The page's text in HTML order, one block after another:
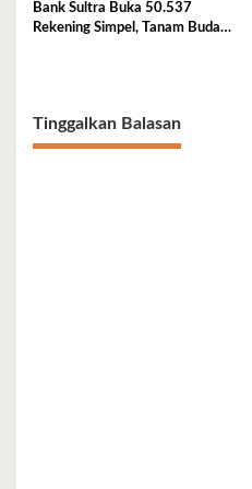
Bank Sultra Buka 50.537
Rekening Simpel, Tanam Budaya
Tinggalkan Balasan